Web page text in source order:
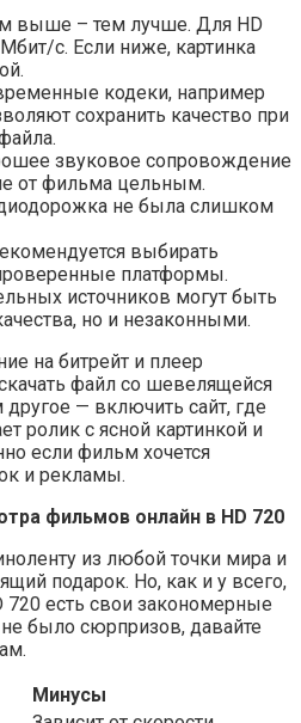
выше – тем лучше. Для HD
с. Если ниже, картинка
кодеки, например
сохранить качество при
звуковое сопровождение
от фильма цельным.
не была слишком
выбирать
платформы.
источников могут быть
но и незаконными.
на битрейт и плеер
файл со шевелящейся
— включить сайт, где
ролик с ясной картинкой и
если фильм хочется
и рекламы.
фильмов онлайн в HD 720
из любой точки мира и
подарок. Но, как и у всего,
720 есть свои закономерные
было сюрпризов, давайте
Минусы